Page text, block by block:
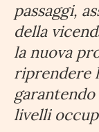
passaggi,
della
la nuova
riprendere
livelli